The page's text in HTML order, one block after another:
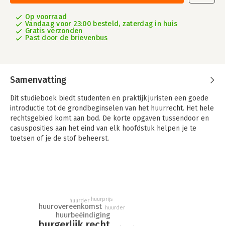
Op voorraad
Vandaag voor 23:00 besteld, zaterdag in huis
Gratis verzonden
Past door de brievenbus
Samenvatting
Dit studieboek biedt studenten en praktijkjuristen een goede
introductie tot de grondbeginselen van het huurrecht. Het hele
rechtsgebied komt aan bod. De korte opgaven tussendoor en
casusposities aan het eind van elk hoofdstuk helpen je te
toetsen of je de stof beheerst.
bijzonder uitspraken van de Hoge Raad – is onmisbaar om de
regels goed te begrijpen en toe te passen.
Deze 11e druk biedt een compleet overzicht en is actueel: de
huurbeëindiging
huurovereenkomst
huurder huurprijs
huurder